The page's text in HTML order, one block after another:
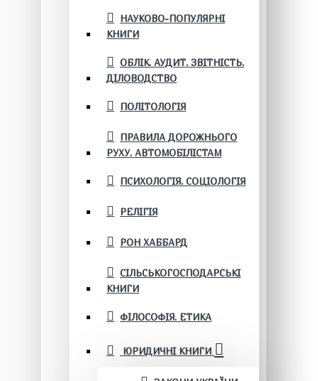
НАУКОВО-ПОПУЛЯРНІ
КНИГИ
ОБЛІК. АУДИТ. ЗВІТНІСТЬ.
ДІЛОВОДСТВО
ПОЛІТОЛОГІЯ
ПРАВИЛА ДОРОЖНЬОГО
РУХУ. АВТОМОБІЛІСТАМ
ПСИХОЛОГІЯ. СОЦІОЛОГІЯ
РЕЛІГІЯ
РОН ХАББАРД
СІЛЬСЬКОГОСПОДАРСЬКІ
КНИГИ
ФІЛОСОФІЯ. ЕТИКА
ЮРИДИЧНІ КНИГИ